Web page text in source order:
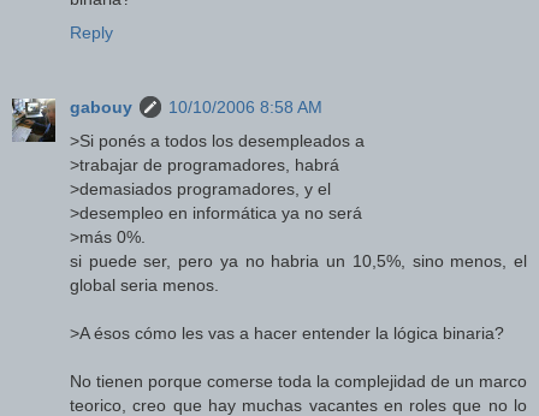
Reply
gabouy
10/10/2006 8:58 AM
>Si ponés a todos los desempleados a
>trabajar de programadores, habrá
>demasiados programadores, y el
>desempleo en informática ya no será
>más 0%.
si puede ser, pero ya no habria un 10,5%, sino menos, el
global seria menos.
>A ésos cómo les vas a hacer entender la lógica binaria?
No tienen porque comerse toda la complejidad de un marco
teorico, creo que hay muchas vacantes en roles que no lo